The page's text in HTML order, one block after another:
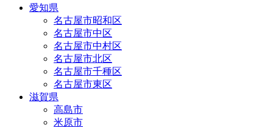
愛知県
名古屋市昭和区
名古屋市中区
名古屋市中村区
名古屋市北区
名古屋市千種区
名古屋市東区
滋賀県
高島市
米原市